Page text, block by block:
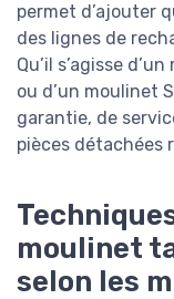
permet d’ajouter
des lignes de
Qu’il s’agisse
ou d’un moulinet
garantie, de
pièces détachées
moulinet
selon les